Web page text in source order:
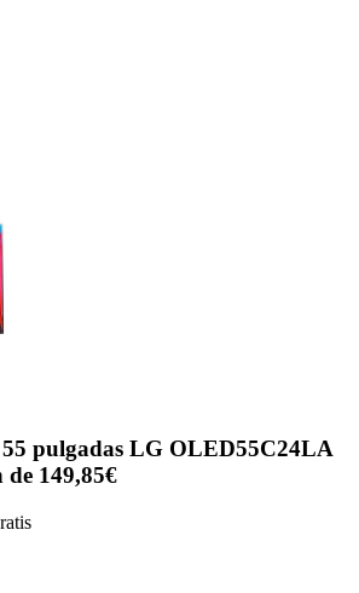
pulgadas LG OLED55C24LA
149,85€